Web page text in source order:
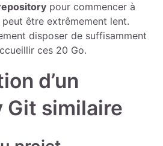
pour commencer à
être extrêmement lent.
disposer de suffisamment
ces 20 Go.
d’un
Git similaire